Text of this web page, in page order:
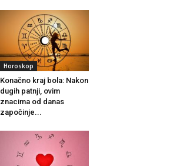
Horoskop
Konačno kraj bola: Nakon
dugih patnji, ovim
znacima od danas
započinje...